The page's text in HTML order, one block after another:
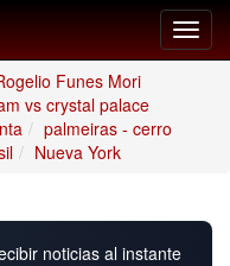
Funes Mori
vs crystal palace
palmeiras - cerro
Nueva York
noticias al instante